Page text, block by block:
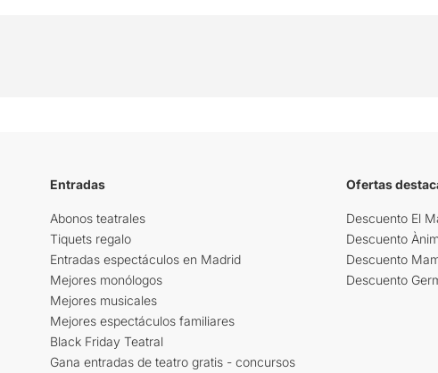
Entradas
Abonos teatrales
Tiquets regalo
Entradas espectáculos en Madrid
Mejores monólogos
Mejores musicales
Mejores espectáculos familiares
Black Friday Teatral
Gana entradas de teatro gratis - concursos
Ofertas
Descuento El
Descuento
Descuento
Descuento